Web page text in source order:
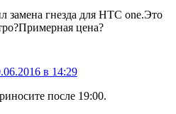
гнезда для HTC one.Это
цена?
в 14:29
после 19:00.